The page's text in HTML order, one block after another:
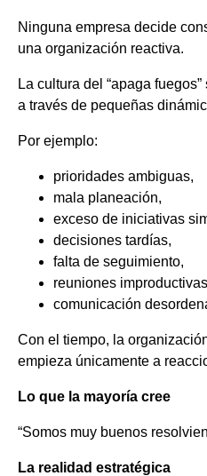
Ninguna empresa decide
una organización reactiva.
La cultura del “apaga
a través de pequeñas
Por ejemplo:
prioridades ambiguas,
mala planeación,
exceso de iniciativas
decisiones tardías,
falta de seguimiento,
reuniones
comunicación
Con el tiempo, la
empieza únicamente a
Lo que la mayoría cree
“Somos muy buenos
La realidad estratégica